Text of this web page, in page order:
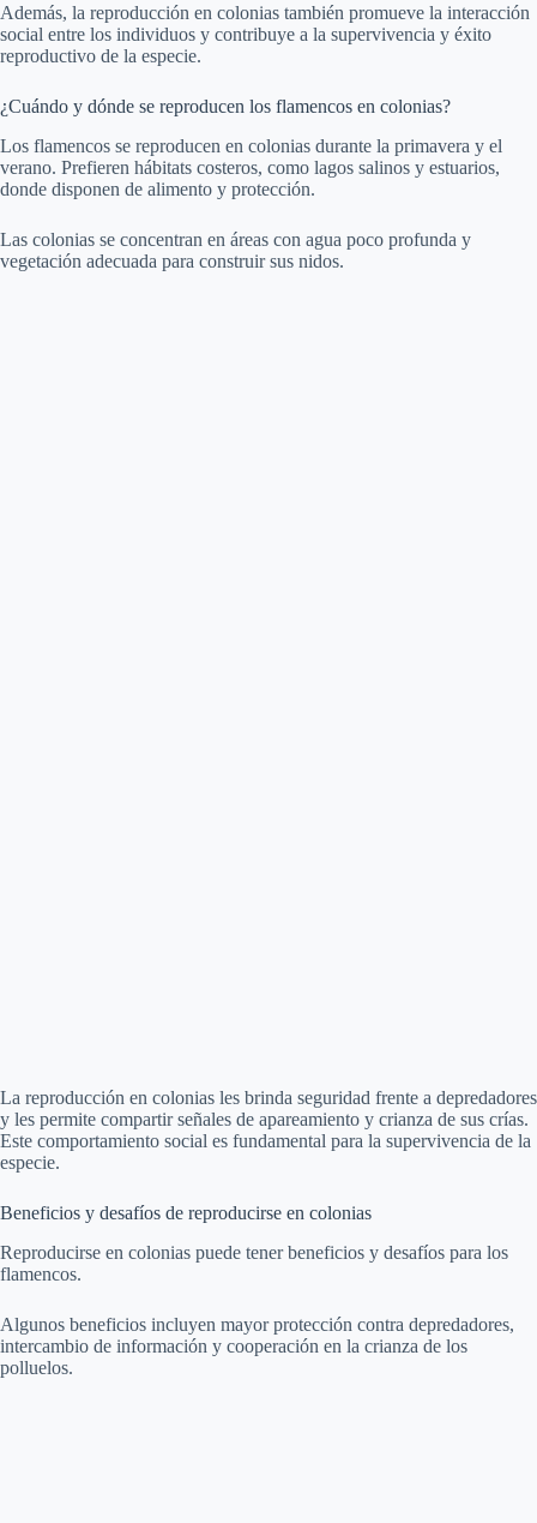
Además, la reproducción en colonias también promueve la interacción
social entre los individuos y contribuye a la supervivencia y éxito
reproductivo de la especie.
¿Cuándo y dónde se reproducen los flamencos en colonias?
Los flamencos se reproducen en colonias durante la primavera y el
verano. Prefieren hábitats costeros, como lagos salinos y estuarios,
donde disponen de alimento y protección.
Las colonias se concentran en áreas con agua poco profunda y
vegetación adecuada para construir sus nidos.
La reproducción en colonias les brinda seguridad frente a depredadores
y les permite compartir señales de apareamiento y crianza de sus crías.
Este comportamiento social es fundamental para la supervivencia de la
especie.
Beneficios y desafíos de reproducirse en colonias
Reproducirse en colonias puede tener beneficios y desafíos para los
flamencos.
Algunos beneficios incluyen mayor protección contra depredadores,
intercambio de información y cooperación en la crianza de los
polluelos.